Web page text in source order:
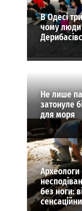
В Одесі
чому
Не лише
затонуле
для моря
без ноги: